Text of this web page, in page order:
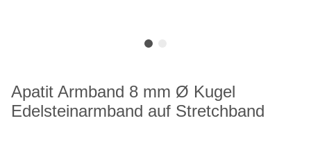
Apatit Armband 8 mm Ø Kugel
Edelsteinarmband auf Stretchband